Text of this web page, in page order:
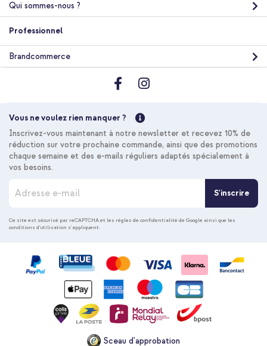
Acheter
Livraison
gratuite
Qui sommes-nous ?
Professionnel
Brandcommerce
Vous ne voulez rien manquer ?
Inscrivez-vous maintenant à notre newsletter et recevez 10% de
réduction sur votre prochaine commande, ainsi que des promotions
chaque semaine et des e-mails réguliers adaptés spécialement à
vos besoins.
c
r
S'inscrire
Ce site est sécurisé par reCAPTCHA et les règles de confidentialité de Google ainsi que les
conditions d'utilisation s'appliquent.
Sceau d'approbation